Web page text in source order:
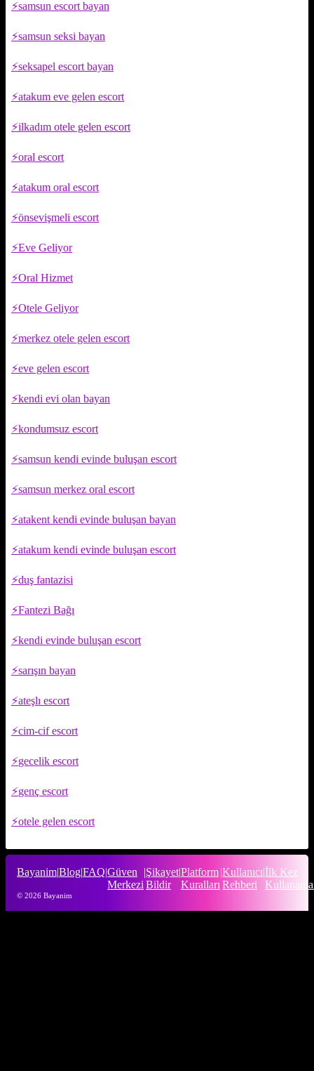
samsun escort bayan
samsun seksi bayan
seksapel escort bayan
atakum eve gelen escort
ilkadım otele gelen escort
oral escort
atakum oral escort
önsevişmeli escort
Eve Geliyor
Oral Hizmet
Otele Geliyor
merkez otele gelen escort
eve gelen escort
kendi evi olan bayan
kondumsuz escort
samsun kendi evinde buluşan escort
samsun merkez oral escort
atakent kendi evinde buluşan bayan
atakum kendi evinde buluşan escort
duş fantazisi
Fantezi Bağı
kendi evinde buluşan escort
sarışın bayan
ateşlı escort
cim-cif escort
gecelik escort
genç escort
otele gelen escort
Bayanim|Blog|FAQ|Güven
Merkezi
|Şikayet
Bildir
|Platform
Kuralları
|Kullanıcı
Rehberi
|İlk Kez
© 2026 Bayanim